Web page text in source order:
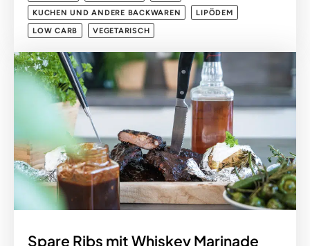
KUCHEN UND ANDERE BACKWAREN
LIPÖDEM
LOW CARB
VEGETARISCH
Spare Ribs mit Whiskey Marinade